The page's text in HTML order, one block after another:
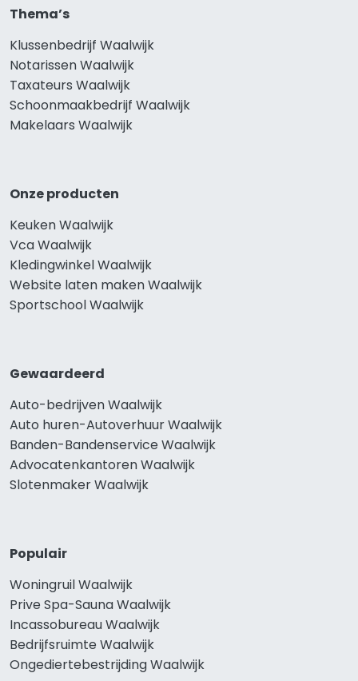
Thema’s
Klussenbedrijf Waalwijk
Notarissen Waalwijk
Taxateurs Waalwijk
Schoonmaakbedrijf Waalwijk
Makelaars Waalwijk
Onze producten
Keuken Waalwijk
Vca Waalwijk
Kledingwinkel Waalwijk
Website laten maken Waalwijk
Sportschool Waalwijk
Gewaardeerd
Auto-bedrijven Waalwijk
Auto huren-Autoverhuur Waalwijk
Banden-Bandenservice Waalwijk
Advocatenkantoren Waalwijk
Slotenmaker Waalwijk
Populair
Woningruil Waalwijk
Prive Spa-Sauna Waalwijk
Incassobureau Waalwijk
Bedrijfsruimte Waalwijk
Ongediertebestrijding Waalwijk